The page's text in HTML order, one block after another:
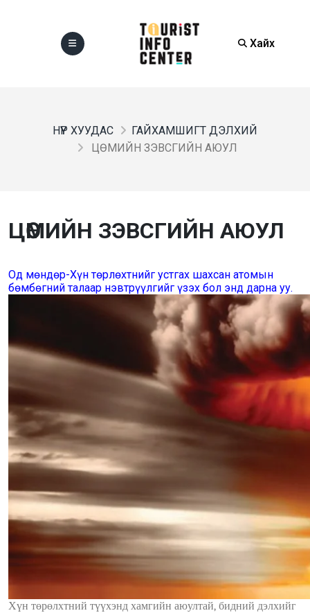
Хайх
НҮҮР ХУУДАС
ГАЙХАМШИГТ ДЭЛХИЙ
ЦӨМИЙН ЗЭВСГИЙН АЮУЛ
ЦӨМИЙН ЗЭВСГИЙН АЮУЛ
Од мөндөр-Хүн төрлөхтнийг устгах шахсан атомын
бөмбөгний талаар нэвтрүүлгийг үзэх бол энд дарна уу.
Хүн төрөлхтний түүхэнд хамгийн аюултай, бидний дэлхийг